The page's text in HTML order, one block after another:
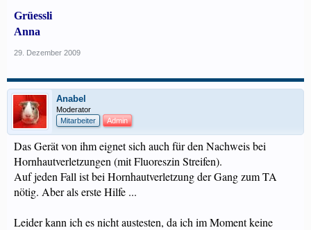
Grüessli
Anna
29. Dezember 2009
Anabel
Moderator
Mitarbeiter
Admin
Das Gerät von ihm eignet sich auch für den Nachweis bei
Hornhautverletzungen (mit Fluoreszin Streifen).
Auf jeden Fall ist bei Hornhautverletzung der Gang zum TA
nötig. Aber als erste Hilfe ...
Leider kann ich es nicht austesten, da ich im Moment keine